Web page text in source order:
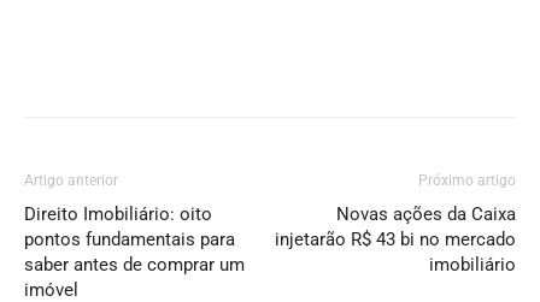
Artigo anterior
Direito Imobiliário: oito
pontos fundamentais para
saber antes de comprar um
imóvel
Próximo artigo
Novas ações da Caixa
injetarão R$ 43 bi no mercado
imobiliário